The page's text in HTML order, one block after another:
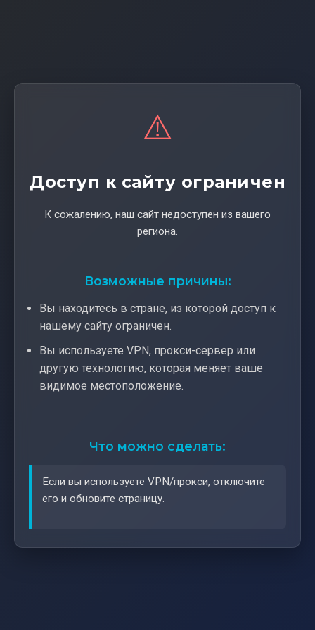
⚠️
Доступ к сайту ограничен
К сожалению, наш сайт недоступен из вашего
региона.
Возможные причины:
Вы находитесь в стране, из которой доступ к
нашему сайту ограничен.
Вы используете VPN, прокси-сервер или
другую технологию, которая меняет ваше
видимое местоположение.
Что можно сделать:
Если вы используете VPN/прокси, отключите
его и обновите страницу.